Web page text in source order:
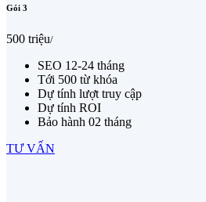
Gói 3
500 triệu/
SEO 12-24 tháng
Tới 500 từ khóa
Dự tính lượt truy cập
Dự tính ROI
Bảo hành 02 tháng
TƯ VẤN